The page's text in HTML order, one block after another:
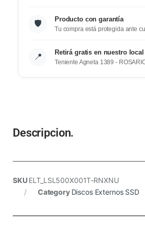
🛡️ Producto con garantía
Tu compra está protegida ante
📍 Retirá gratis en nuestro local
Teniente Agneta 1389 -
Descripcion.
SKUELT_LSL500X001T-RNXNU
Category Discos Externos SSD